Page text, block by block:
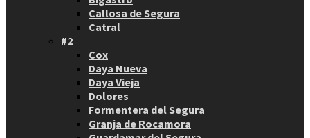
Callosa de Segura
Catral
#2
Cox
Daya Nueva
Daya Vieja
Dolores
Formentera del Segura
Granja de Rocamora